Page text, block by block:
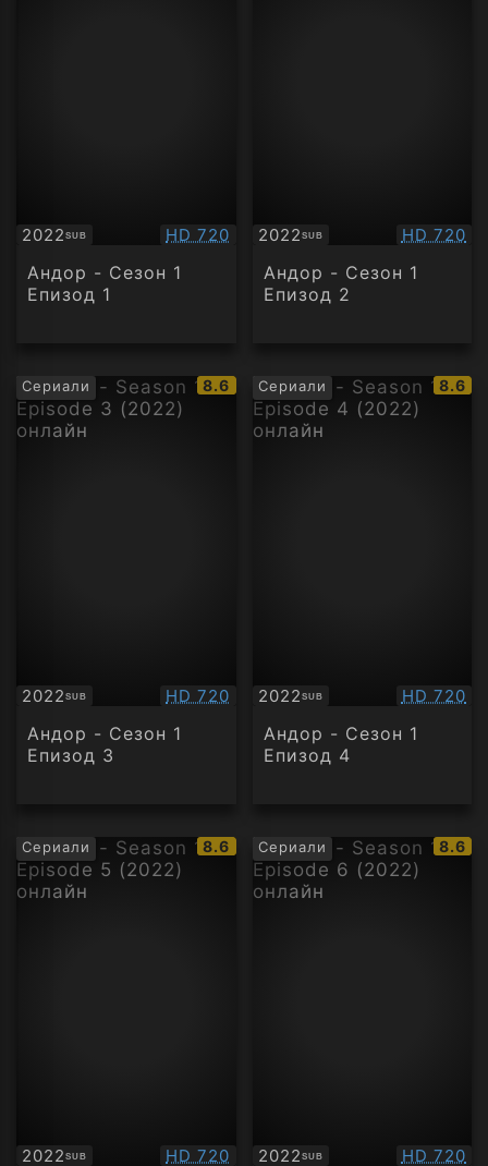
2022SUB
Субтитри Качество:
HD 720
Андор - Сезон 1
Епизод 1
2022SUB
Субтитри HD 720
Андор - Сезон 1
Епизод 2
Сериали
IMDb
рейтинг:
8.6
2022SUB
Субтитри Качество:
HD 720
Андор - Сезон 1
Епизод 3
Сериали
IMDb
8.6
2022SUB
Субтитри HD 720
Андор - Сезон 1
Епизод 4
Сериали
IMDb
рейтинг:
8.6
2022SUB Качество:
HD 720
Сериали
IMDb
8.6
2022SUB HD 720